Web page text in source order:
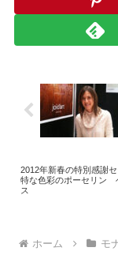
2012年新春の特別感謝
特な色彩のポーセリン
ス
ホーム モ